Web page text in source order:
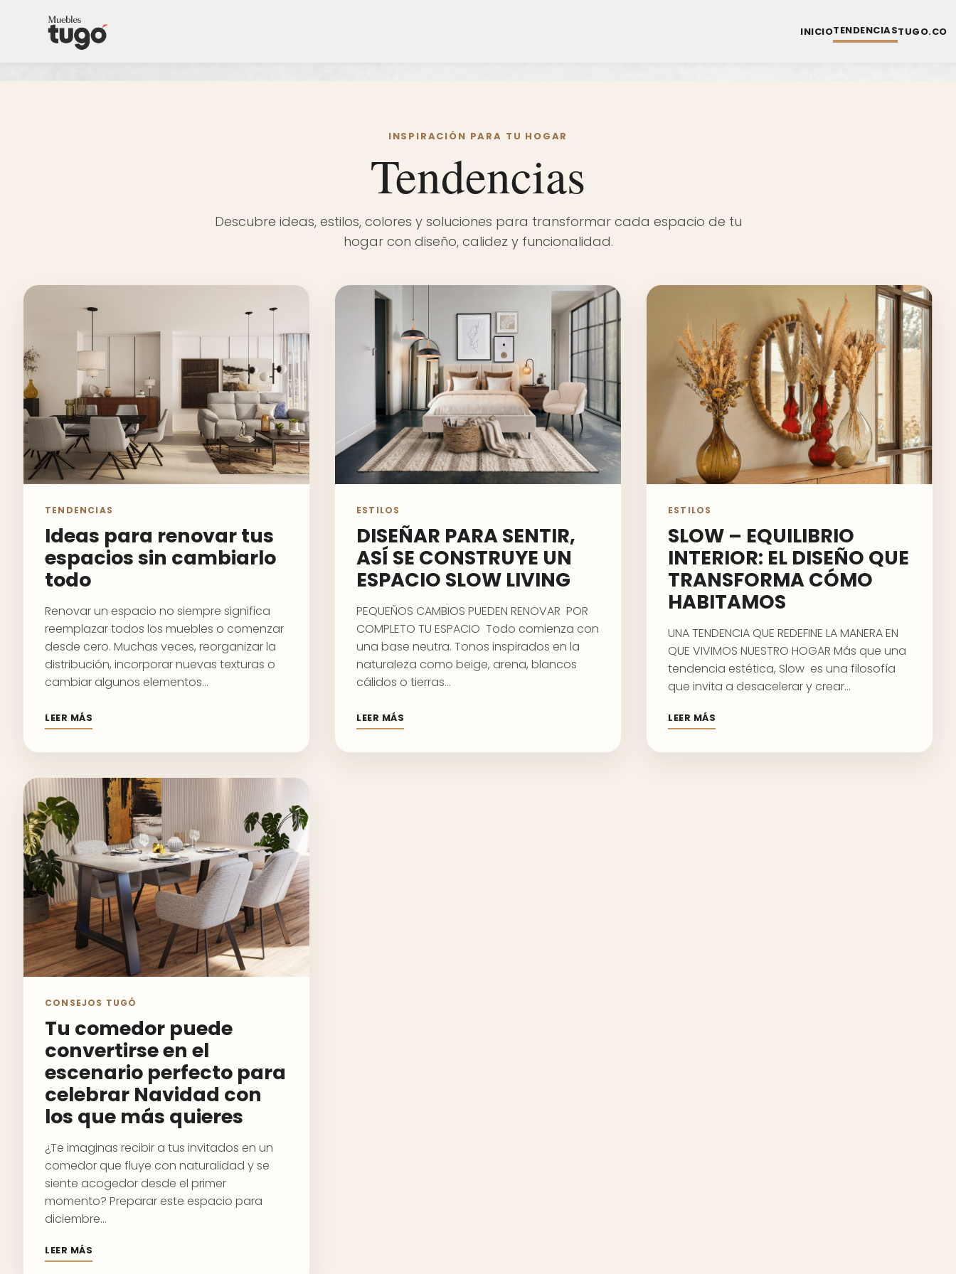
INSPIRACIÓN PARA TU HOGAR
Tendencias
Descubre ideas, estilos, colores y soluciones para transformar cada espacio de tu
hogar con diseño, calidez y funcionalidad.
TENDENCIAS
Ideas para renovar tus
espacios sin cambiarlo
todo
Renovar un espacio no siempre significa
reemplazar todos los muebles o comenzar
desde cero. Muchas veces, reorganizar la
distribución, incorporar nuevas texturas o
cambiar algunos elementos…
LEER MÁS
ESTILOS
DISEÑAR PARA SENTIR,
ASÍ SE CONSTRUYE UN
ESPACIO SLOW LIVING
PEQUEÑOS CAMBIOS PUEDEN RENOVAR POR
COMPLETO TU ESPACIO Todo comienza con
una base neutra. Tonos inspirados en la
naturaleza como beige, arena, blancos
cálidos o tierras…
LEER MÁS
ESTILOS
SLOW – EQUILIBRIO
INTERIOR: EL DISEÑO QUE
TRANSFORMA CÓMO
HABITAMOS
UNA TENDENCIA QUE REDEFINE LA MANERA EN
QUE VIVIMOS NUESTRO HOGAR Más que una
tendencia estética, Slow es una filosofía
que invita a desacelerar y crear…
LEER MÁS
CONSEJOS TUGÓ
Tu comedor puede
convertirse en el
escenario perfecto para
celebrar Navidad con
los que más quieres
¿Te imaginas recibir a tus invitados en un
comedor que fluye con naturalidad y se
siente acogedor desde el primer
momento? Preparar este espacio para
diciembre…
LEER MÁS
INICIOTENDENCIASTUGO.CO